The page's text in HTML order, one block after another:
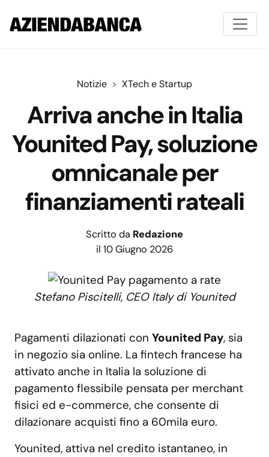
Notizie XTech e Startup
Arriva anche in Italia
Younited Pay, soluzione
omnicanale per
finanziamenti rateali
Scritto da Redazione
il 10 Giugno 2026
Stefano Piscitelli, CEO Italy di Younited
Pagamenti dilazionati con Younited Pay, sia
in negozio sia online. La fintech francese ha
attivato anche in Italia la soluzione di
pagamento flessibile pensata per merchant
fisici ed e-commerce, che consente di
dilazionare acquisti fino a 60mila euro.
Younited, attiva nel credito istantaneo, in